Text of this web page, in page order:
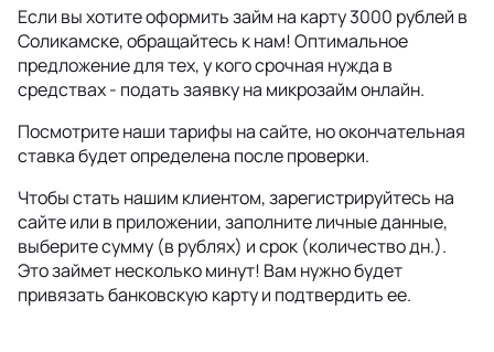
Если вы хотите оформить займ на карту 3000 рублей в
Соликамске, обращайтесь к нам! Оптимальное
предложение для тех, у кого срочная нужда в
средствах - подать заявку на микрозайм онлайн.
Посмотрите наши тарифы на сайте, но окончательная
ставка будет определена после проверки.
Чтобы стать нашим клиентом, зарегистрируйтесь на
сайте или в приложении, заполните личные данные,
выберите сумму (в рублях) и срок (количество дн.).
Это займет несколько минут! Вам нужно будет
привязать банковскую карту и подтвердить ее.